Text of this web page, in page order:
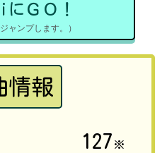
にＧＯ！
ャンプします。）
情報
127 ※